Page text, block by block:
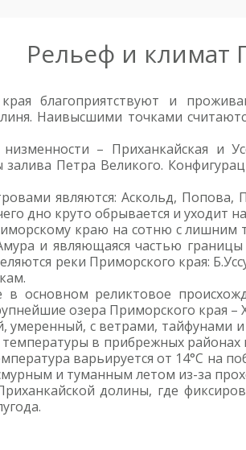
Рельеф и климат
благоприятствуют и
Наивысшими точками
– Приханкайская и
Петра Великого.
являются: Аскольд, Попова,
дно круто обрывается и уходит
краю на сотню с лишним
и являющаяся частью
реки Приморского края:
основном реликтовое
озера Приморского края –
умеренный, с ветрами, тайфунами
в прибрежных районах
варьируется от 14°C
и туманным летом из-за
долины, где